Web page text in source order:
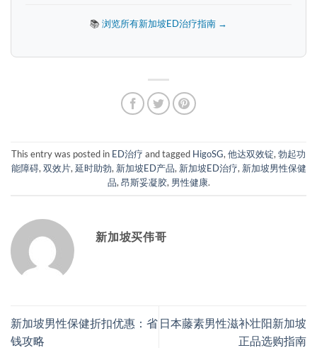
📚 浏览所有新加坡ED治疗指南 →
This entry was posted in ED治疗 and tagged HigoSG, 他达双效锭, 勃起功
能障碍, 双效片, 延时助勃, 新加坡ED产品, 新加坡ED治疗, 新加坡男性保健
品, 昂斯妥凝胶, 男性健康.
新加坡买伟哥
新加坡男性保健折扣优惠：省
钱攻略
日本藤素男性滋补壮阳新加坡
正品选购指南